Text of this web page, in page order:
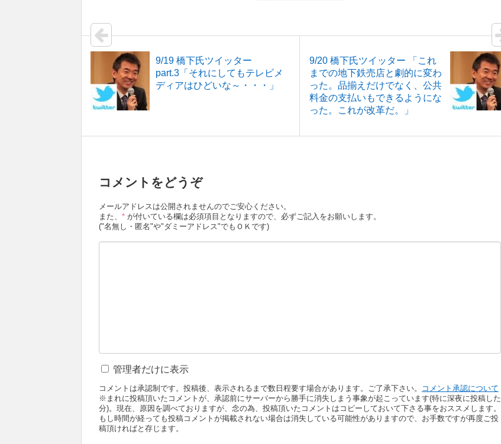
9/19 橋下氏ツイッター
part.3「それにしてもテレビメ
ディアはひどいな～・・・」
9/20 橋下氏ツイッター 「これ
までの地下鉄売店と劇的に変わ
った。品揃えだけでなく、公共
料金の支払いもできるようにな
った。これが改革だ。」
コメントをどうぞ
メールアドレスは公開されませんのでご安心ください。
また、 * が付いている欄は必須項目となりますので、必ずご記入をお願いします。
("名無し・匿名"や"ダミーアドレス"でもＯＫです)
管理者だけに表示
コメントは承認制です。投稿後、表示されるまで数日程要す場合があります。ご了承下さい。
コメント承認について
※まれに投稿頂いたコメントが、承認前にサーバーから勝手に消失しまう事象が起こっています(特に深夜に投稿した
分)。現在、原因を調べておりますが、念の為、投稿頂いたコメントはコピーしておいて下さる事をおススメします。
もし時間が経っても投稿コメントが掲載されない場合は消失している可能性がありますので、お手数ですが再度ご投
稿頂ければと存じます。